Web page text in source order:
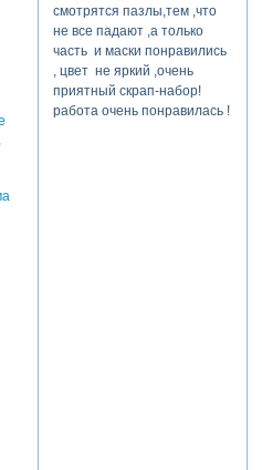
смотрятся пазлы,тем ,что
не все падают ,а только
часть и маски понравились
, цвет не яркий ,очень
приятный скрап-набор!
работа очень понравилась !